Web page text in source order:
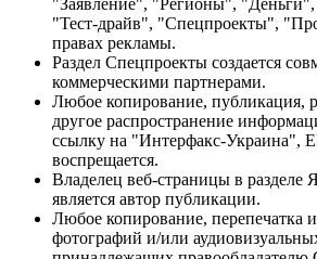
"Тест-драйв", "Спецпроекты",
правах рекламы.
Раздел Спецпроекты создается
коммерческими партнерами.
Любое копирование, публикация,
другое распространение
ссылку на "Интерфакс-Украина",
воспрещается.
Владелец веб-страницы в разделе
является автор публикации.
Любое копирование, перепечатка
фотографий и/или